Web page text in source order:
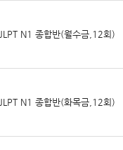
JLPT N1 종합반(월수금,12회)
JLPT N1 종합반(화목금,12회)